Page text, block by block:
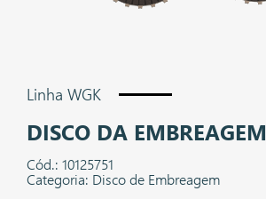
Linha WGK
DISCO DA EMBREAGEM
Cód.: 10125751
Categoria: Disco de Embreagem